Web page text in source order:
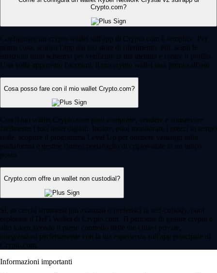
Crypto.com?
Configurare un crypto wallet sull'app di Crypto.com è semplice. Per
prima cosa, scarica l'app dal tuo store di riferimento. Poi, segui le
istruzioni sullo schermo per verificare la tua identità e creare il profilo.
Una volta approvato l'account, il tuo crypto wallet sarà pronto all'uso.
Cosa posso fare con il mio wallet Crypto.com?
Con il tuo wallet Crypto.com puoi comprare, vendere e conservare
facilmente i tuoi asset digitali. Inoltre, puoi monitorare i prezzi in tempo
reale, scoprire il programma Level Up per ottenere vantaggi sulla
piattaforma e gestire l'intero portafoglio di criptovalute in un unico
posto.
Crypto.com offre un wallet non custodial?
Sì, se cerchi strumenti più avanzati o preferisci la self-custody, puoi
esplorare il DeFi Wallet di Crypto.com. Ti permette di gestire crypto e
altri token avendo il pieno controllo delle tue chiavi private,
integrandosi perfettamente con la tua esperienza sull'app principale di
Crypto.com.
Informazioni importanti